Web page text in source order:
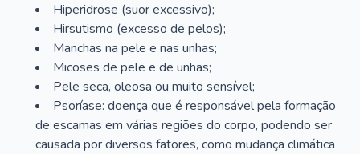
Hiperidrose (suor excessivo);
Hirsutismo (excesso de pelos);
Manchas na pele e nas unhas;
Micoses de pele e de unhas;
Pele seca, oleosa ou muito sensível;
Psoríase: doença que é responsável pela formação
de escamas em várias regiões do corpo, podendo ser
causada por diversos fatores, como mudança climática